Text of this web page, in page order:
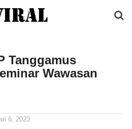
Tanggamus
Wawasan
6, 2023